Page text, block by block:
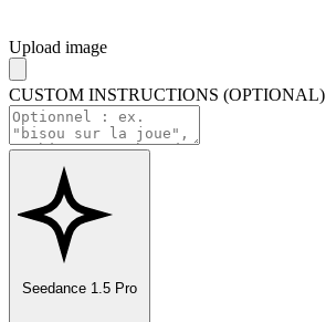
Upload image
CUSTOM INSTRUCTIONS (OPTIONAL)
Seedance 1.5 Pro